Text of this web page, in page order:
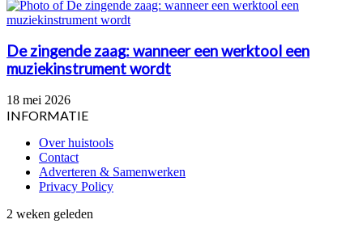
De zingende zaag: wanneer een werktool een
muziekinstrument wordt
18 mei 2026
INFORMATIE
Over huistools
Contact
Adverteren & Samenwerken
Privacy Policy
Wanneer
2 weken geleden